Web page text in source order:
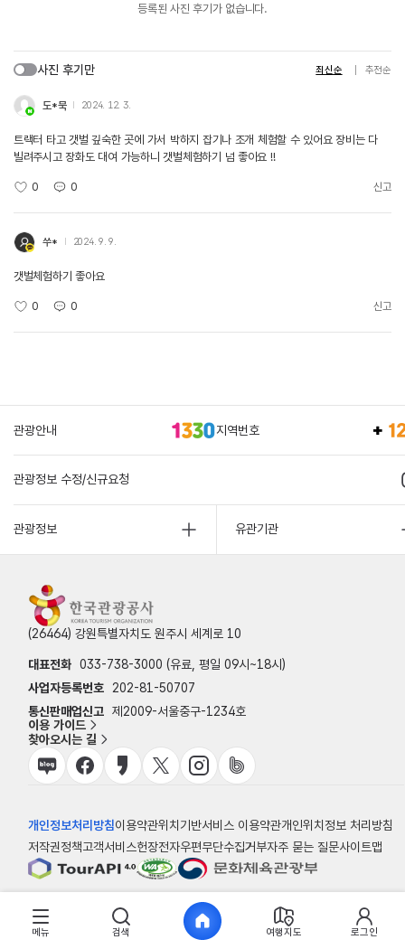
등록된 사진 후기가 없습니다.
사진 후기만 최신순 추천순
도*묵 2024. 12. 3.
트랙터 타고 갯벌 깊숙한 곳에 가서 박하지 잡기나 조개 체험할 수 있어요 장비는 다
빌려주시고 장화도 대여 가능하니 갯벌체험하기 넘 좋아요 !!
0 0 신고
쑤* 2024. 9. 9.
갯벌체험하기 좋아요
0 0 신고
관광안내 지역번호
관광정보 수정/신규요청
관광정보 유관기관
(26464) 강원특별자치도 원주시 세계로 10
대표전화 033-738-3000 (유료, 평일 09시~18시)
사업자등록번호
202-81-50707
통신판매업신고 제2009-서울중구-1234호
이용 가이드
찾아오시는 길
개인정보처리방침이용약관위치기반서비스 이용약관개인위치정보 처리방침
저작권정책고객서비스헌장전자우편무단수집거부자주 묻는 질문사이트맵
© 한국관광공사
메뉴 검색 여행지도 로그인